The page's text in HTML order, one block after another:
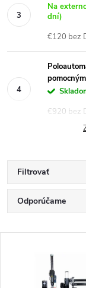
Na
dní)
€120 bez
€920 bez
Filtrovať
R
a
Odporúčame
Najpredávanejšie